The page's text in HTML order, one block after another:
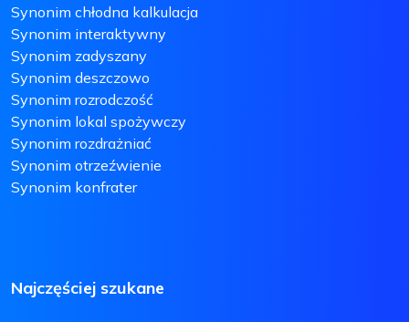
Synonim chłodna kalkulacja
Synonim interaktywny
Synonim zadyszany
Synonim deszczowo
Synonim rozrodczość
Synonim lokal spożywczy
Synonim rozdrażniać
Synonim otrzeźwienie
Synonim konfrater
Najczęściej szukane